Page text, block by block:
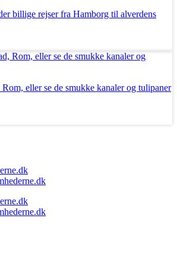
billige rejser fra Hamborg til alverdens
eller se de smukke kanaler og tulipaner